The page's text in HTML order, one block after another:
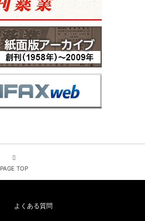
PAGE TOP
よくある質問